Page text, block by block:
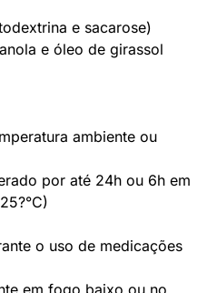
e sacarose)
e óleo de girassol
ambiente ou
por até 24h ou 6h em
o uso de medicações
em fogo baixo ou no